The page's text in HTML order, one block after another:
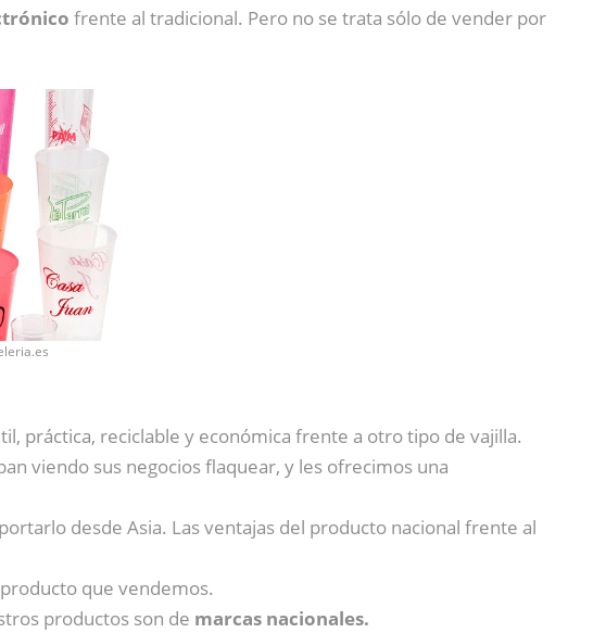
frente al tradicional. Pero no se trata sólo de vender por
práctica, reciclable y económica frente a otro tipo de vajilla.
viendo sus negocios flaquear, y les ofrecimos una
desde Asia. Las ventajas del producto nacional frente al
que vendemos.
productos son de marcas nacionales.